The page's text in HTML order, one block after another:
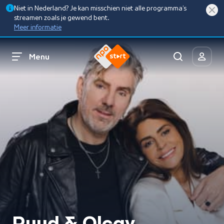
Niet in Nederland? Je kan misschien niet alle programma’s
streamen zoals je gewend bent.
Meer informatie
Menu